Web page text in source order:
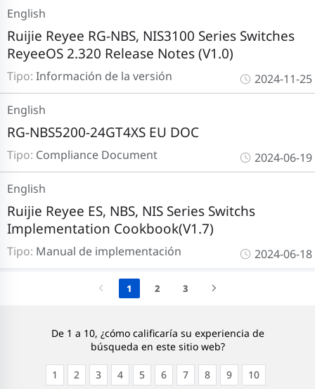
Tipo: Información de la versión
Ruijie Reyee RG-NBS, NIS3100 Series Switches
ReyeeOS 2.320 Release Notes (V1.0)
English
2024-11-25
Tipo: Compliance Document
RG-NBS5200-24GT4XS EU DOC
English
2024-06-19
Tipo: Manual de implementación
Ruijie Reyee ES, NBS, NIS Series Switchs
Implementation Cookbook(V1.7)
English
2024-06-18
1 2 3
De 1 a 10, ¿cómo calificaría su experiencia de
búsqueda en este sitio web?
1 2 3 4 5 6 7 8 9
10